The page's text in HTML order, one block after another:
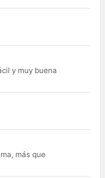
y muy buena
más que